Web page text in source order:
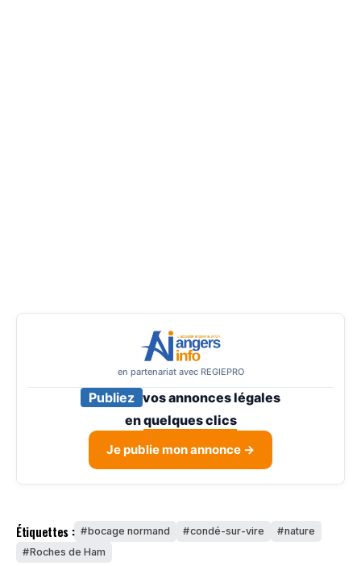
en partenariat avec REGIEPRO
Publiez vos annonces légales
enquelques clics
Je publie mon annonce →
Étiquettes : bocage normand condé-sur-vire
nature
Roches de Ham